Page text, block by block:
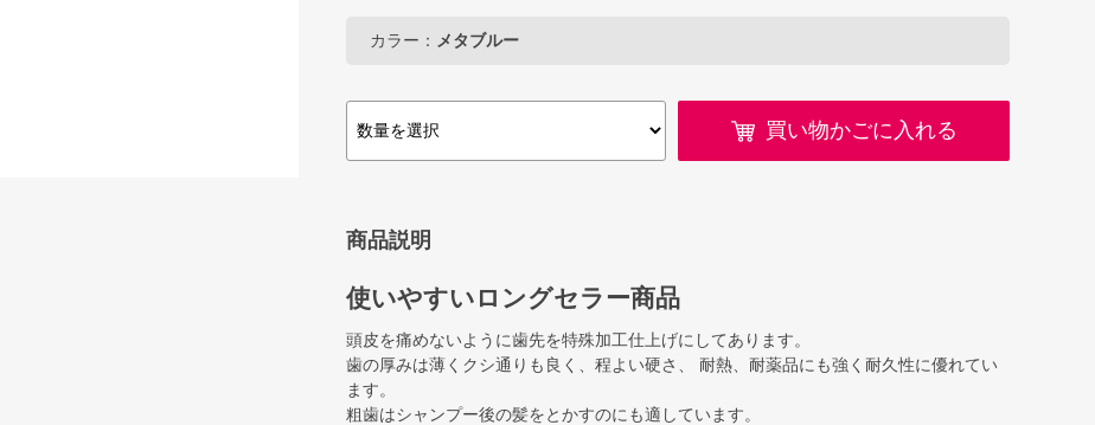
カラー： メタブルー
買い物かごに入れる
商品説明
使いやすいロングセラー商品
頭皮を痛めないように歯先を特殊加工仕上げにしてあります。
歯の厚みは薄くクシ通りも良く、程よい硬さ、 耐熱、耐薬品にも強く耐久性に優れてい
ます。
粗歯はシャンプー後の髪をとかすのにも適しています。